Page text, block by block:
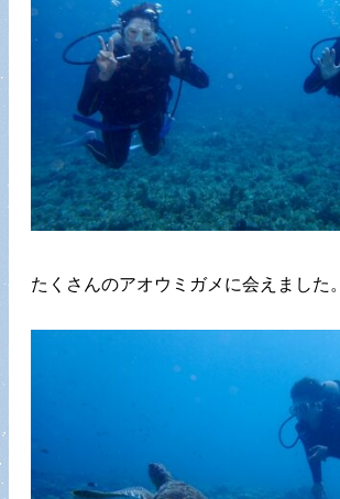
たくさんのアオウミガメに会えました。